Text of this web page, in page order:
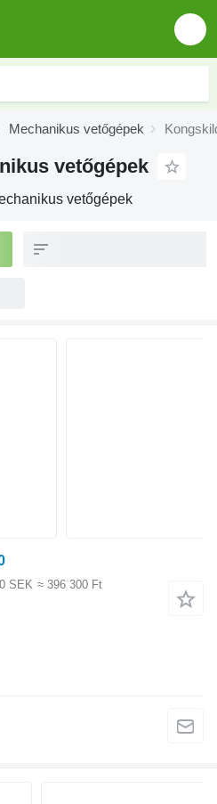
Mechanikus vetőgépek
vetőgépek
vetőgépek
SEK ≈ 396 300 Ft